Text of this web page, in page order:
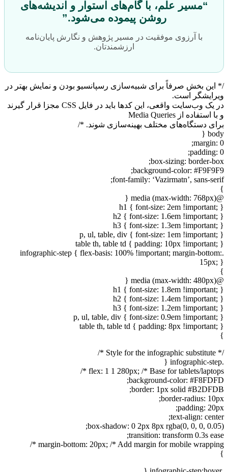
“مسیر علم، با گام‌های استوار و اندیشه‌های
روشن پیموده می‌شود.”
با آرزوی موفقیت در مسیر پژوهش و نگارش پایان‌نامه
ارزشمندتان.
/* این بخش صرفاً برای شبیه‌سازی رسپانسیو بودن و نمایش بهتر در
ویرایشگر است.
در یک وب‌سایت واقعی، این کدها باید در فایل CSS مجزا قرار گیرند
و با استفاده از Media Queries
برای دستگاه‌های مختلف بهینه‌سازی شوند. */
body {
margin: 0;
padding: 0;
box-sizing: border-box;
background-color: #F9F9F9;
font-family: ‘Vazirmatn’, sans-serif;
}
@media (max-width: 768px) {
h1 { font-size: 2em !important; }
h2 { font-size: 1.6em !important; }
h3 { font-size: 1.3em !important; }
p, ul, table, div { font-size: 1em !important; }
table th, table td { padding: 10px !important; }
.infographic-step { flex-basis: 100% !important; margin-bottom:
15px; }
}
@media (max-width: 480px) {
h1 { font-size: 1.8em !important; }
h2 { font-size: 1.4em !important; }
h3 { font-size: 1.2em !important; }
p, ul, table, div { font-size: 0.9em !important; }
table th, table td { padding: 8px !important; }
}
/* Style for the infographic substitute */
.infographic-step {
flex: 1 1 280px; /* Base for tablets/laptops */
background-color: #F8FDFD;
border: 1px solid #B2DFDB;
border-radius: 10px;
padding: 20px;
text-align: center;
box-shadow: 0 2px 8px rgba(0, 0, 0, 0.05);
transition: transform 0.3s ease;
margin-bottom: 20px; /* Add margin for mobile wrapping */
}